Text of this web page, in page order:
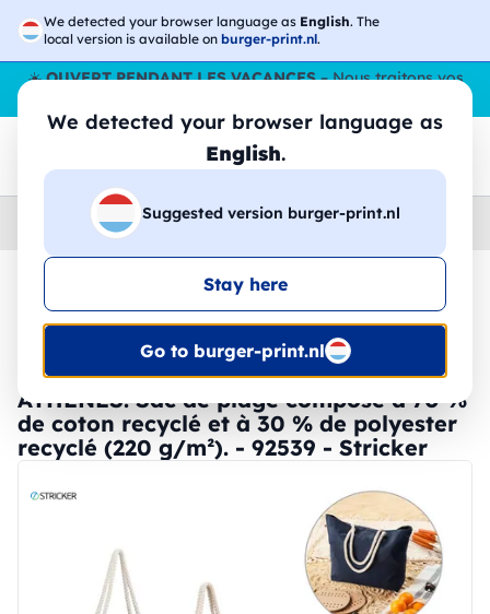
We detected your browser language as English. The
local version is available on burger-print.nl.
We detected your browser language as
English.
Suggested version burger-print.nl
Stay here
Go to burger-print.nl
☀️OUVERT PENDANT LES VACANCES– Nous traitons vos
Accessoires › sacs-de-courses-personnalises
🔥 Impression DTF à -30 %
ATHÈNES. Sac de plage composé à 70 %
de coton recyclé et à 30 % de polyester
recyclé (220 g/m²). - 92539 - Stricker